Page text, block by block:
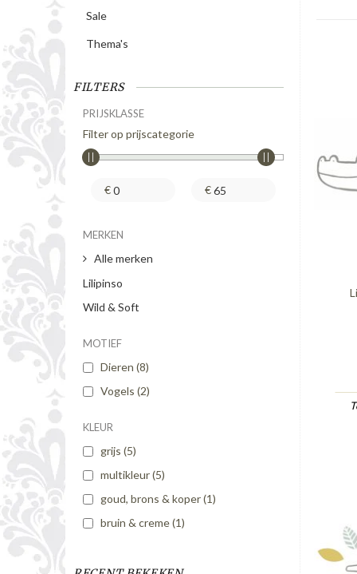
Sale
Thema's
FILTERS
PRIJSKLASSE
Filter op prijscategorie
€ €
MERKEN
Alle merken
Lilipinso
Wild & Soft
MOTIEF
Dieren (8)
Vogels (2)
KLEUR
grijs (5)
multikleur(5)
goud, brons & koper(1)
bruin & creme(1)